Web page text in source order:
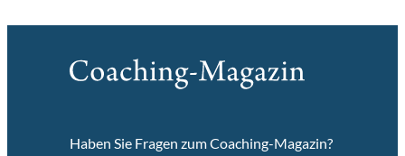
Haben Sie Fragen zum Coaching-Magazin?